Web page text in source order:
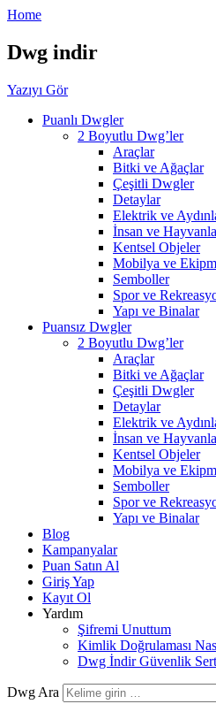
Home
Dwg indir
Yazıyı Gör
Puanlı Dwgler
2 Boyutlu Dwg’ler
Araçlar
Bitki ve Ağaçlar
Çeşitli Dwgler
Detaylar
Elektrik ve
İnsan ve
Kentsel Objeler
Mobilya ve
Semboller
Spor ve
Yapı ve Binalar
Puansız Dwgler
2 Boyutlu Dwg’ler
Araçlar
Bitki ve Ağaçlar
Çeşitli Dwgler
Detaylar
Elektrik ve
İnsan ve
Kentsel Objeler
Mobilya ve
Semboller
Spor ve
Yapı ve Binalar
Blog
Kampanyalar
Puan Satın Al
Giriş Yap
Kayıt Ol
Yardım
Şifremi Unuttum
Kimlik Doğrulaması
Dwg İndir Güvenlik
Dwg Ara